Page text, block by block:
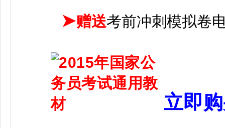
➤赠送考前冲刺模拟卷
立即